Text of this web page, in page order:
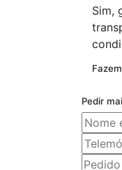
Sim,
Pedir